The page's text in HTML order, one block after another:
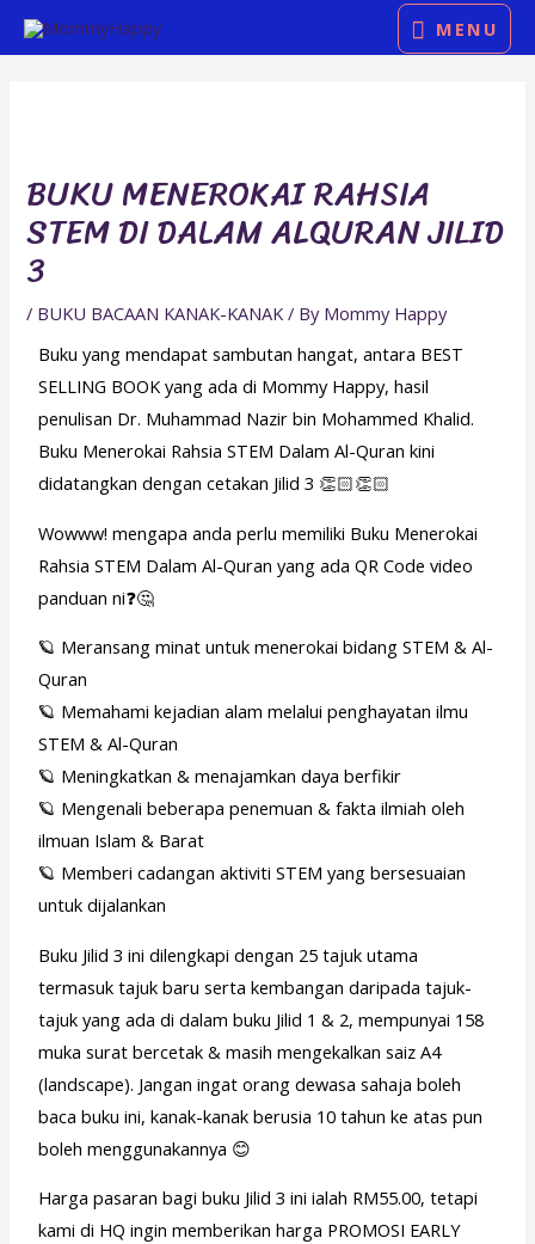
Skip
MENU
MENU
BUKU MENEROKAI RAHSIA
STEM DI DALAM ALQURAN JILID
3
/ BUKU BACAAN KANAK-KANAK / By Mommy Happy
Buku yang mendapat sambutan hangat, antara BEST
SELLING BOOK yang ada di Mommy Happy, hasil
penulisan Dr. Muhammad Nazir bin Mohammed Khalid.
Buku Menerokai Rahsia STEM Dalam Al-Quran kini
didatangkan dengan cetakan Jilid 3 👏🏻👏🏻
Wowww! mengapa anda perlu memiliki Buku Menerokai
Rahsia STEM Dalam Al-Quran yang ada QR Code video
panduan ni❓🤔
🪐 Meransang minat untuk menerokai bidang STEM & Al-
Quran
🪐 Memahami kejadian alam melalui penghayatan ilmu
STEM & Al-Quran
🪐 Meningkatkan & menajamkan daya berfikir
🪐 Mengenali beberapa penemuan & fakta ilmiah oleh
ilmuan Islam & Barat
🪐 Memberi cadangan aktiviti STEM yang bersesuaian
untuk dijalankan
Buku Jilid 3 ini dilengkapi dengan 25 tajuk utama
termasuk tajuk baru serta kembangan daripada tajuk-
tajuk yang ada di dalam buku Jilid 1 & 2, mempunyai 158
muka surat bercetak & masih mengekalkan saiz A4
(landscape). Jangan ingat orang dewasa sahaja boleh
baca buku ini, kanak-kanak berusia 10 tahun ke atas pun
boleh menggunakannya 😊
Harga pasaran bagi buku Jilid 3 ini ialah RM55.00, tetapi
kami di HQ ingin memberikan harga PROMOSI EARLY